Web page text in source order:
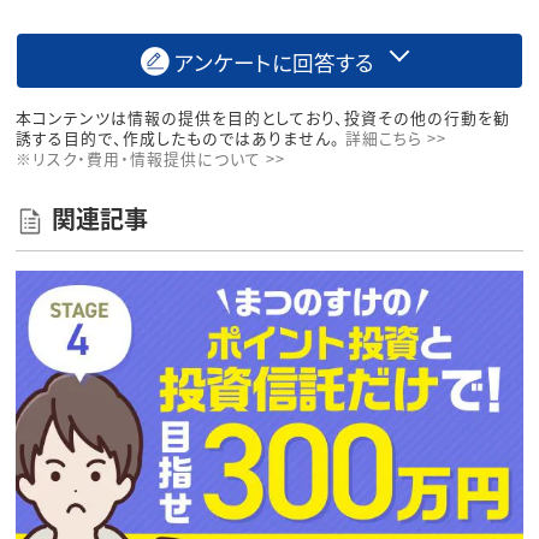
アンケートに回答する
本コンテンツは情報の提供を目的としており、投資その他の行動を勧
誘する目的で、作成したものではありません。 詳細こちら >>
※リスク・費用・情報提供について >>
関連記事